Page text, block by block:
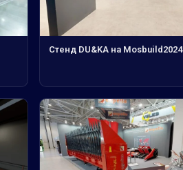
Стенд DU&KA на Mosbuild2024